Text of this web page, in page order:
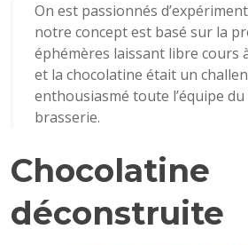
On est passionnés
notre concept est basé sur la
éphémères laissant libre cours
et la chocolatine était un
enthousiasmé toute l’équipe
brasserie.
Chocolatine
déconstruite